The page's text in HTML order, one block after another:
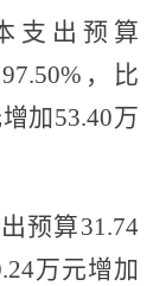
支出预算
0%，比
加53.40万
预算31.74
万元增加